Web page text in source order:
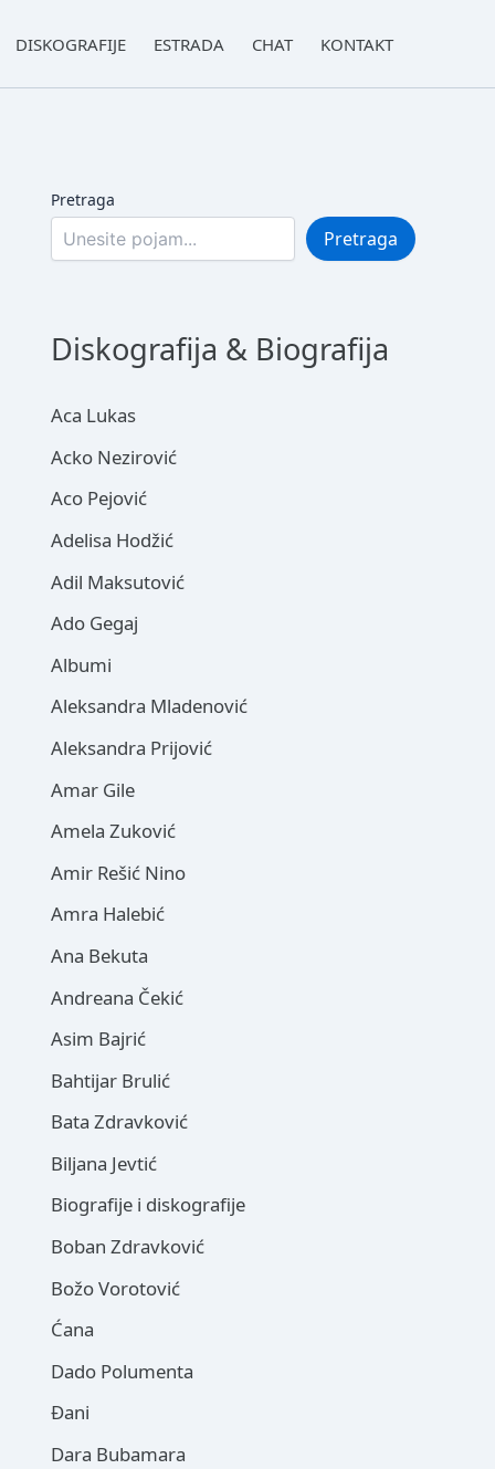
DISKOGRAFIJE ESTRADA CHAT KONTAKT
Pretraga
Pretraga
Diskografija & Biografija
Aca Lukas
Acko Nezirović
Aco Pejović
Adelisa Hodžić
Adil Maksutović
Ado Gegaj
Albumi
Aleksandra Mladenović
Aleksandra Prijović
Amar Gile
Amela Zuković
Amir Rešić Nino
Amra Halebić
Ana Bekuta
Andreana Čekić
Asim Bajrić
Bahtijar Brulić
Bata Zdravković
Biljana Jevtić
Biografije i diskografije
Boban Zdravković
Božo Vorotović
Ćana
Dado Polumenta
Đani
Dara Bubamara